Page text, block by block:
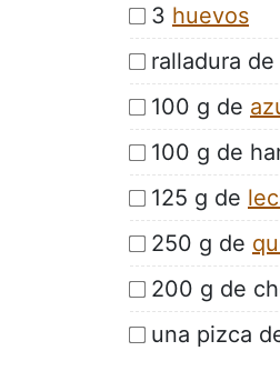
3 huevos
ralladura de
100 g de
100 g de
125 g de
250 g de
200 g de
una pizca